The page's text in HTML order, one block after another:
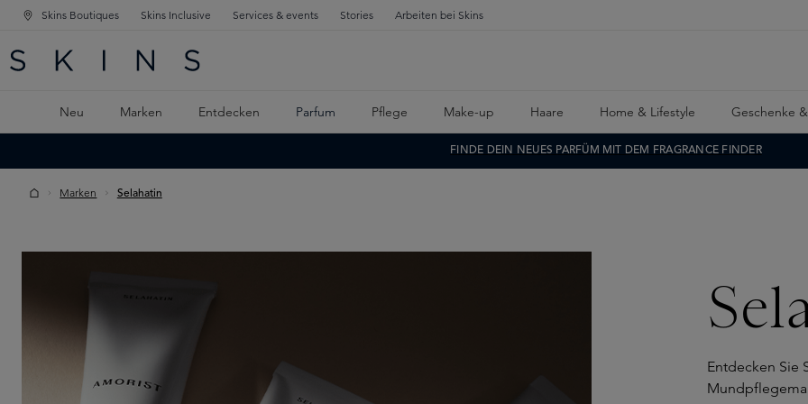
SPRINGEN
SPRINGEN
Skins Boutiques Skins Inclusive Services & events Stories Arbeiten bei Skins
Neu Marken Entdecken Parfum Pflege Make-up Haare Home & Lifestyle Geschenke
FINDE DEIN NEUES PARFÜM MIT DEM FRAGRANCE FINDER
Marken Selahatin
Entdecken Sie